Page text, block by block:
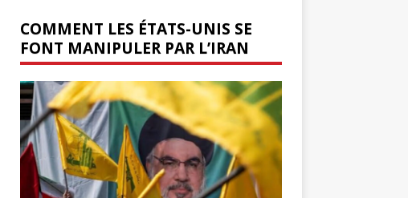
COMMENT LES ÉTATS-UNIS SE
FONT MANIPULER PAR L’IRAN